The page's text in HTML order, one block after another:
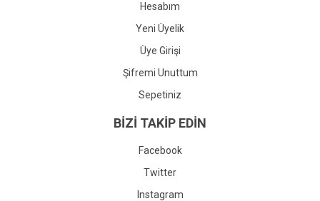
Hesabım
Yeni Üyelik
Üye Girişi
Şifremi Unuttum
Sepetiniz
BİZİ TAKİP EDİN
Facebook
Twitter
Instagram